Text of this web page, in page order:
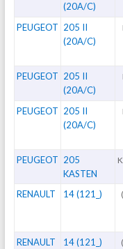
(20A/C)
PEUGEOT 205 II
(20A/C)
PEUGEOT 205 II
(20A/C)
PEUGEOT 205 II
(20A/C)
PEUGEOT 205
KASTEN
RENAULT 14 (121_)
RENAULT 14 (121_)